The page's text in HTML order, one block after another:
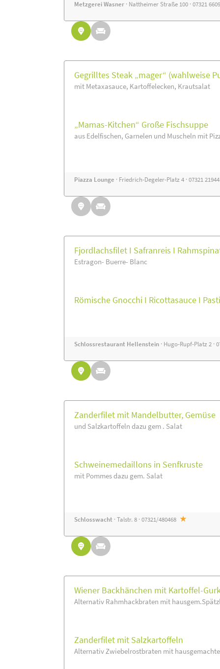
Metzgerei Wasner · Nattheimer Straße 100 · 07321
Gegrilltes Steak „mager“ (wahlweise
mit Metaxasauce, Kartoffelecken, Krautsalat
„Mamas-Kitchen“ Große Fischsuppe
aus Edelfischen, Garnelen und Muscheln mit
Piazza Lounge · Friedrich-Degeler-Platz 4 · 07321
Fjordlachsfilet I Safranreis I
Estragon- Buerre- Blanc
Römische Gnocchi I Ricottasauce I
Schlossrestaurant Hellenstein · Hugo-Rupf-Platz 2 ·
Zanderfilet mit Mandelbutter, Gemüse
und Salzkartoffeln dazu gem . Salat
Schweinemedaillons in Senfkruste
mit Pommes dazu gem. Salat
Schlosswacht · Talstr. 8 · 07321/480468
Wiener Backhänchen mit Kartoffel-
Alternativ Rahmhackbraten mit
Zanderfilet mit Salzkartoffeln
Alternativ Zwiebelrostbraten mit